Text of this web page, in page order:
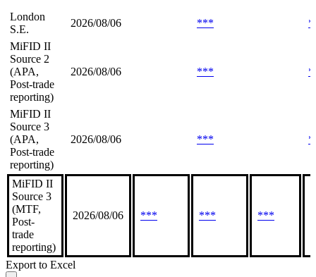
London
S.E.
2026/08/06 ***
MiFID II
Source 2
(APA,
Post-trade
reporting)
2026/08/06 ***
MiFID II
Source 3
(APA,
Post-trade
reporting)
2026/08/06 ***
MiFID II
Source 3
(MTF,
Post-
trade
reporting)
2026/08/06 *** *** ***
Export to Excel